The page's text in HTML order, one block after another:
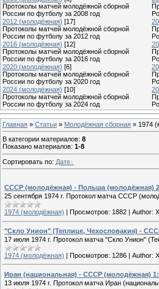
Протоколы матчей молодёжной сборной
России по футболу за 2008 год
2012 (молодёжная) [17]
Протоколы матчей молодёжной сборной
России по футболу за 2012 год
2016 (молодёжная) [12]
Протоколы матчей молодёжной сборной
России по футболу за 2016 год
2020 (молодёжная) [6]
Протоколы матчей молодёжной сборной
России по футболу за 2020 год
2024 (молодёжная) [10]
Протоколы матчей молодёжной сборной
России по футболу за 2024 год
Главная » Статьи » Молодёжная сборная » 1974
В категории материалов: 8
Показано материалов: 1-8
Сортировать по: Дате
СССР (молодёжная) - Польша (молодёжная)
25 сентября 1974 г. Протокол матча СССР
1974 (молодёжная) Просмотров: 1882 Author:
"Скло Унион" (Теплице, Чехословакия) -
17 июля 1974 г. Протокол матча "Скло Унион"
1974 (молодёжная) | Просмотров: 1286 | Author:
Иран (национальная) - СССР (молодёжная)
13 июля 1974 г. Протокол матча Иран